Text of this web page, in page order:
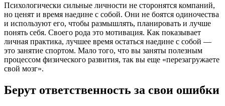
Психологически сильные личности не сторонятся компаний,
но ценят и время наедине с собой. Они не боятся одиночества
и используют его, чтобы размышлять, планировать и лучше
понять себя. Своего рода это мотивация. Как показывает
личная практика, лучшее время остаться наедине с собой —
это занятие спортом. Мало того, что вы заняты полезным
процессом физического развития, так вы еще «перезагружаете
свой мозг».
Берут ответственность за свои ошибки